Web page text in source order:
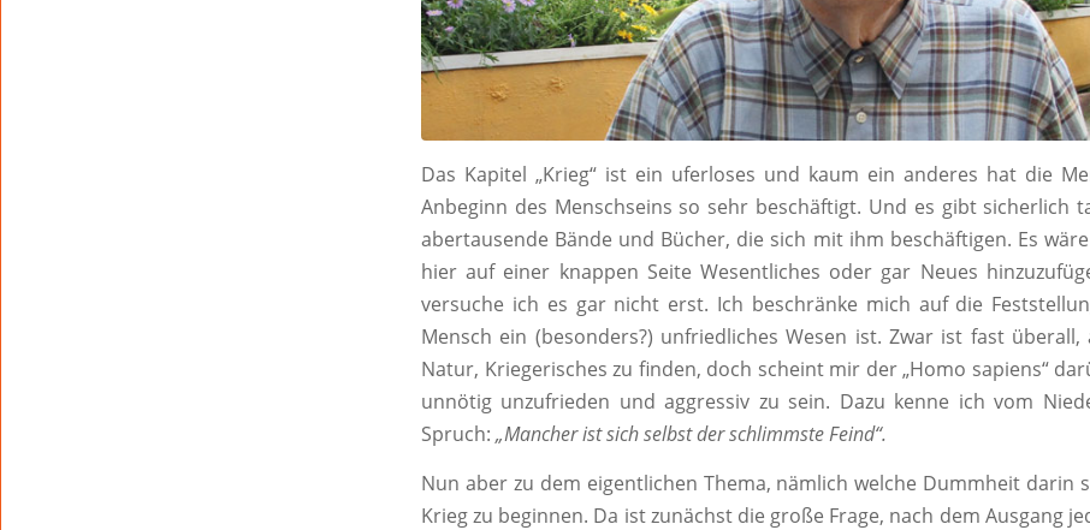
Das Kapitel „Krieg“ ist ein uferloses und kaum ein anderes hat die
Anbeginn des Menschseins so sehr beschäftigt. Und es gibt sicherlich
abertausende Bände und Bücher, die sich mit ihm beschäftigen. Es
hier auf einer knappen Seite Wesentliches oder gar Neues
versuche ich es gar nicht erst. Ich beschränke mich auf die
Mensch ein (besonders?) unfriedliches Wesen ist. Zwar ist fast
Natur, Kriegerisches zu finden, doch scheint mir der „Homo sapiens“
unnötig unzufrieden und aggressiv zu sein. Dazu kenne ich vom
Spruch: „Mancher ist sich selbst der schlimmste Feind“.
Nun aber zu dem eigentlichen Thema, nämlich welche Dummheit darin
Krieg zu beginnen. Da ist zunächst die große Frage, nach dem Ausgang